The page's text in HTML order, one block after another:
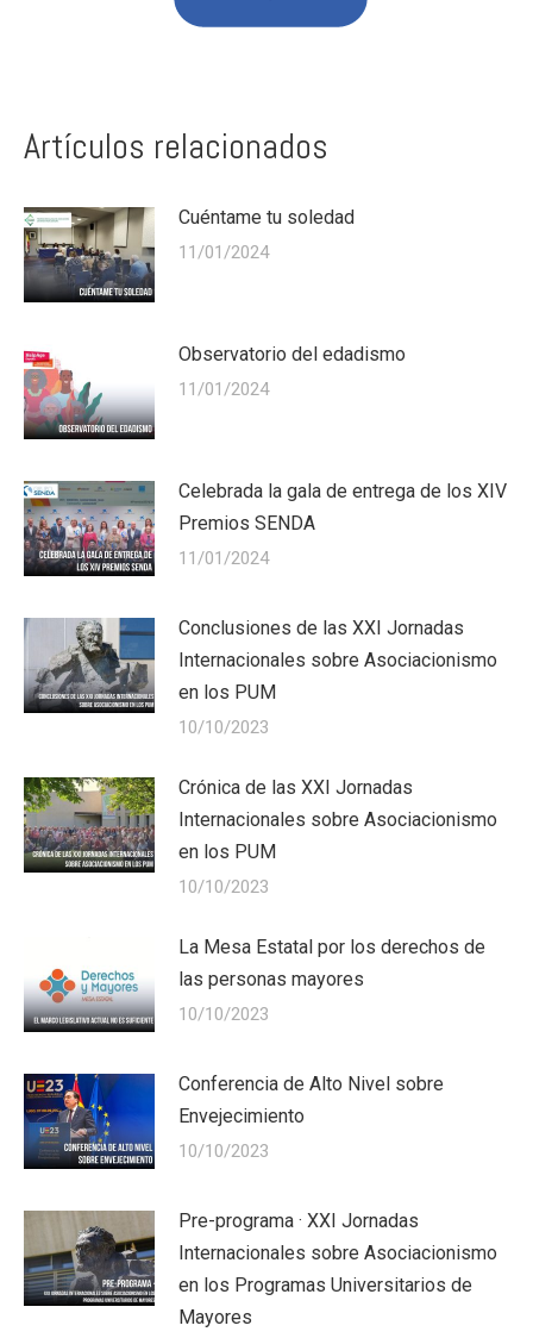
Artículos relacionados
Cuéntame tu soledad
11/01/2024
Observatorio del edadismo
11/01/2024
Celebrada la gala de entrega de los XIV
Premios SENDA
11/01/2024
Conclusiones de las XXI Jornadas
Internacionales sobre Asociacionismo
en los PUM
10/10/2023
Crónica de las XXI Jornadas
Internacionales sobre Asociacionismo
en los PUM
10/10/2023
La Mesa Estatal por los derechos de
las personas mayores
10/10/2023
Conferencia de Alto Nivel sobre
Envejecimiento
10/10/2023
Pre-programa · XXI Jornadas
Internacionales sobre Asociacionismo
en los Programas Universitarios de
Mayores